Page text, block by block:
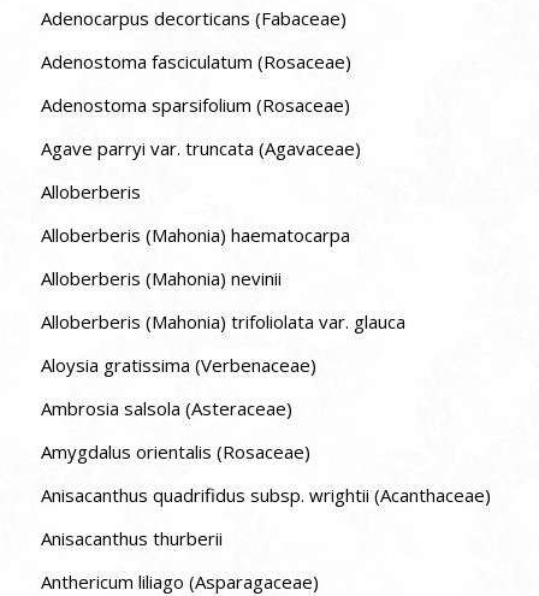
Adenocarpus decorticans (Fabaceae)
Adenostoma fasciculatum (Rosaceae)
Adenostoma sparsifolium (Rosaceae)
Agave parryi var. truncata (Agavaceae)
Alloberberis
Alloberberis (Mahonia) haematocarpa
Alloberberis (Mahonia) nevinii
Alloberberis (Mahonia) trifoliolata var. glauca
Aloysia gratissima (Verbenaceae)
Ambrosia salsola (Asteraceae)
Amygdalus orientalis (Rosaceae)
Anisacanthus quadrifidus subsp. wrightii (Acanthaceae)
Anisacanthus thurberii
Anthericum liliago (Asparagaceae)